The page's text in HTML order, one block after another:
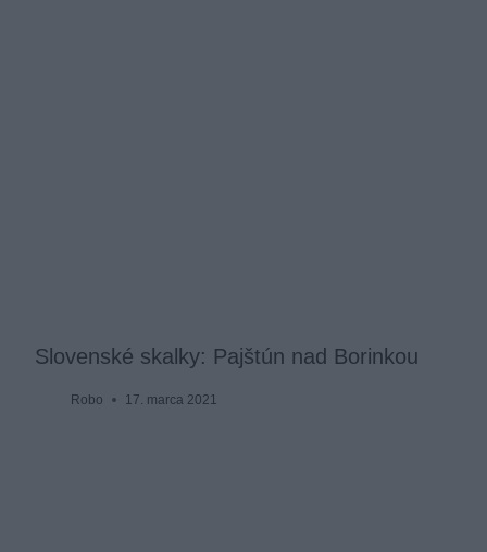
Slovenské skalky: Pajštún nad Borinkou
Robo 17. marca 2021